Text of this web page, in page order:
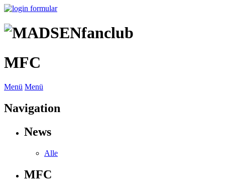
MFC
Menü Menü
Navigation
News
Alle
MFC